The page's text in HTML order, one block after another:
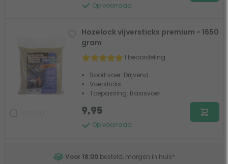
Op voorraad
Hozelock vijversticks premium - 1650
gram
1 beoordeling
Soort voer: Drijvend
Voersticks
Toepassing: Basisvoer
Op voorraad
9,95
Voor 18:00 besteld, morgen in huis*